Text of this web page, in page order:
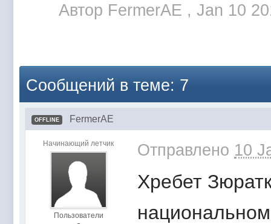
Автор FermerAE , Jan 10
Сообщений в теме: 7
OFFLINE FermerAE
Начинающий летчик
Пользователи
Отправлено 10
Хребет